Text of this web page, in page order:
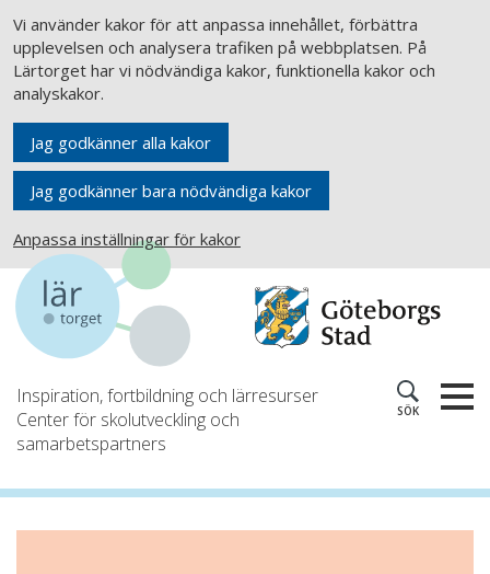
Vi använder kakor för att anpassa innehållet, förbättra
upplevelsen och analysera trafiken på webbplatsen. På
Lärtorget har vi nödvändiga kakor, funktionella kakor och
analyskakor.
Jag godkänner alla kakor
Jag godkänner bara nödvändiga kakor
Anpassa inställningar för kakor
Inspiration, fortbildning och lärresurser
Center för skolutveckling och
samarbetspartners
SÖK